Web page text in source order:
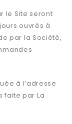
le Site seront
ouvrés à
par la Société,
à l’adresse
faite par La